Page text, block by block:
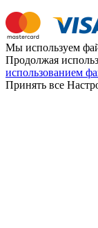
Мы используем
Продолжая
использованием
Принять все